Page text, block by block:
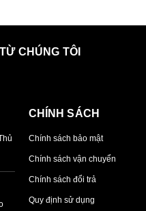
CHÚNG TÔI
CHÍNH SÁCH
Chính sách bảo mật
Chính sách vận chuyển
Chính sách đổi trả
Quy định sử dụng